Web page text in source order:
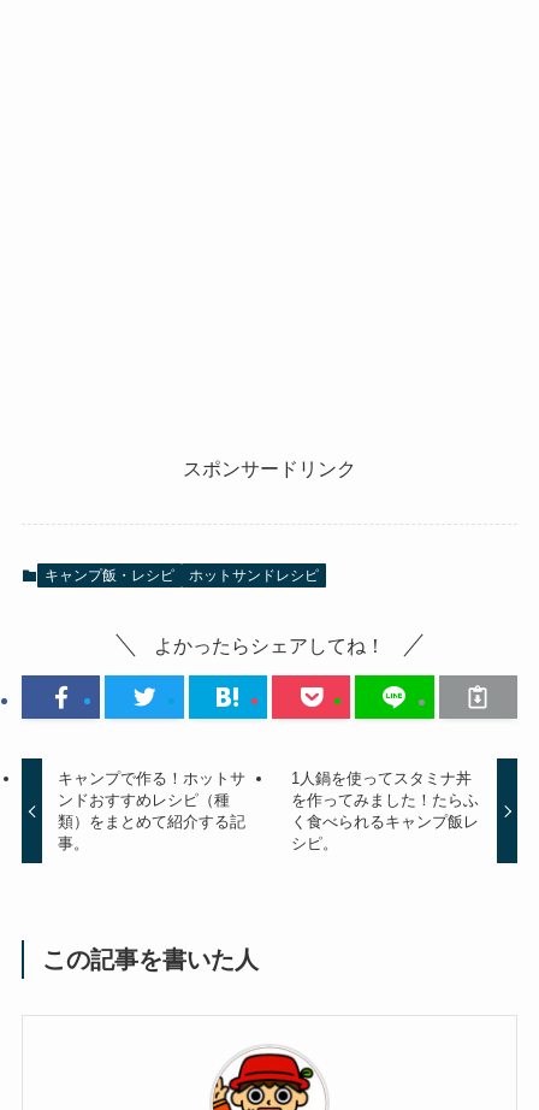
スポンサードリンク
キャンプ飯・レシピ ホットサンドレシピ
よかったらシェアしてね！
キャンプで作る！ホットサ
ンドおすすめレシピ（種
類）をまとめて紹介する記
事。
1人鍋を使ってスタミナ丼
を作ってみました！たらふ
く食べられるキャンプ飯レ
シピ。
この記事を書いた人